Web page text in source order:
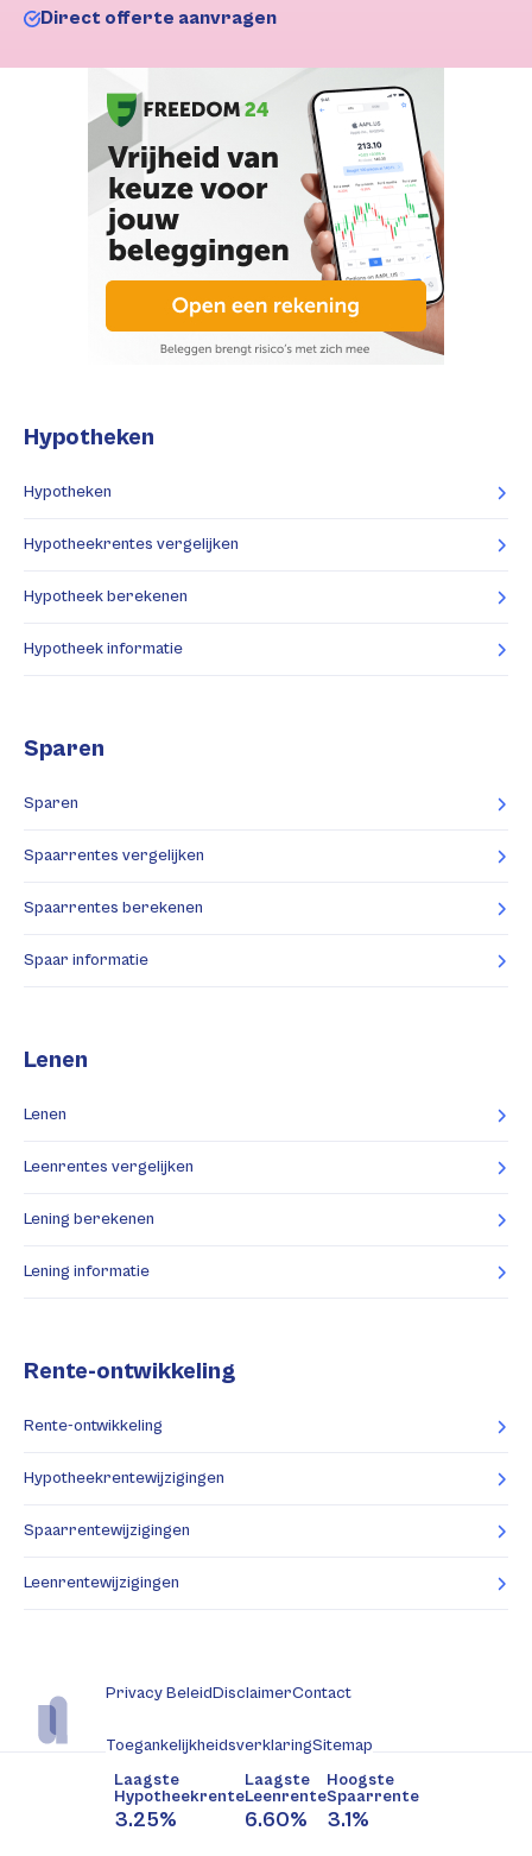
Direct offerte aanvragen
Hypotheken
Hypotheken
Hypotheekrentes vergelijken
Hypotheek berekenen
Hypotheek informatie
Sparen
Sparen
Spaarrentes vergelijken
Spaarrentes berekenen
Spaar informatie
Lenen
Lenen
Leenrentes vergelijken
Lening berekenen
Lening informatie
Rente-ontwikkeling
Rente-ontwikkeling
Hypotheekrentewijzigingen
Spaarrentewijzigingen
Leenrentewijzigingen
Privacy BeleidDisclaimerContact
ToegankelijkheidsverklaringSitemap
Laagste
Hypotheekrente
3.25%
Laagste
Leenrente
6.60%
Hoogste
Spaarrente
3.1%